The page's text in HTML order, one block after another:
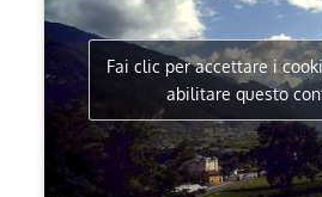
Fai clic per accettare i
abilitare questo